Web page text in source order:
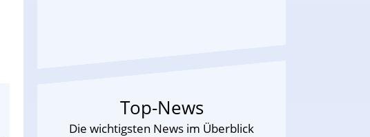
Top-News
Die wichtigsten News im Überblick